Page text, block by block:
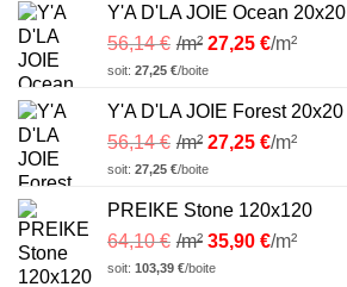
Y'A D'LA JOIE Ocean 20x20
56,14€ /m² 27,25 €/m²
soit: 27,25 €/boite
Y'A D'LA JOIE Forest 20x20
56,14€ /m² 27,25 €/m²
soit: 27,25 €/boite
PREIKE Stone 120x120
64,10€ /m² 35,90 €/m²
soit: 103,39 €/boite